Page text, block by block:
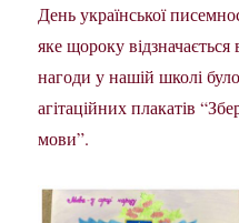
День української
яке щороку відзначається
нагоди у нашій школі
агітаційних плакатів
мови”.